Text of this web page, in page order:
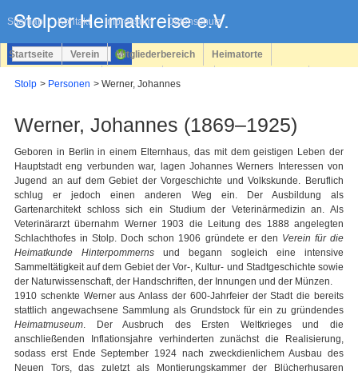
Sitemap Kontakt Impressum Datenschutz
überspringen
Startseite Verein Mitgliederbereich Heimatorte
Stolp Personen Werner, Johannes
Werner, Johannes (1869–1925)
Geboren in Berlin in einem Elternhaus, das mit dem geistigen Leben der
Hauptstadt eng verbunden war, lagen Johannes Werners Interessen von
Jugend an auf dem Gebiet der Vorgeschichte und Volkskunde. Beruflich
schlug er jedoch einen anderen Weg ein. Der Ausbildung als
Gartenarchitekt schloss sich ein Studium der Veterinärmedizin an. Als
Veterinärarzt übernahm Werner 1903 die Leitung des 1888 angelegten
Schlachthofes in Stolp. Doch schon 1906 gründete er den Verein für die
Heimatkunde Hinterpommerns und begann sogleich eine intensive
Sammeltätigkeit auf dem Gebiet der Vor-, Kultur- und Stadtgeschichte sowie
der Naturwissenschaft, der Handschriften, der Innungen und der Münzen.
1910 schenkte Werner aus Anlass der 600-Jahrfeier der Stadt die bereits
stattlich angewachsene Sammlung als Grundstock für ein zu gründendes
Heimatmuseum. Der Ausbruch des Ersten Weltkrieges und die
anschließenden Inflationsjahre verhinderten zunächst die Realisierung,
sodass erst Ende September 1924 nach zweckdienlichem Ausbau des
Neuen Tors, das zuletzt als Montierungskammer der Blücherhusaren